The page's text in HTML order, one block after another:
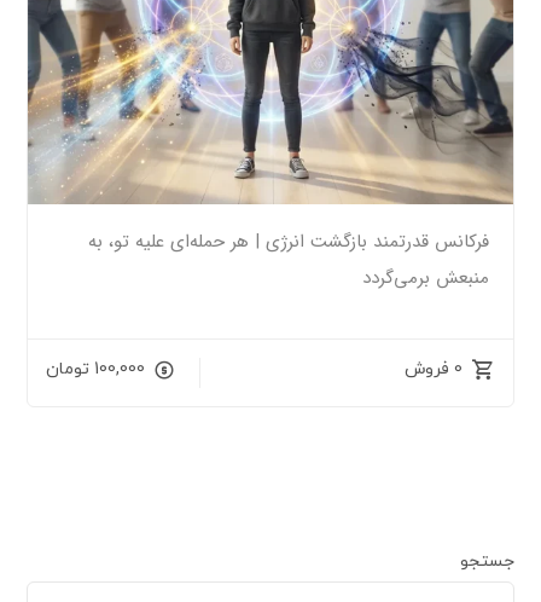
فرکانس قدرتمند بازگشت انرژی | هر حمله‌ای علیه تو، به
منبعش برمی‌گردد
0 فروش 100,000 تومان
جستجو